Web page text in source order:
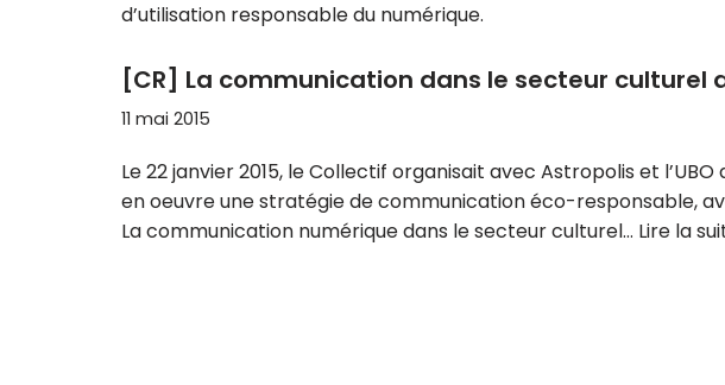
d’utilisation responsable du numérique.
[CR] La communication dans le secteur culturel
11 mai 2015
Le 22 janvier 2015, le Collectif organisait avec Astropolis et
en oeuvre une stratégie de communication éco-responsable,
La communication numérique dans le secteur culturel… Lire la